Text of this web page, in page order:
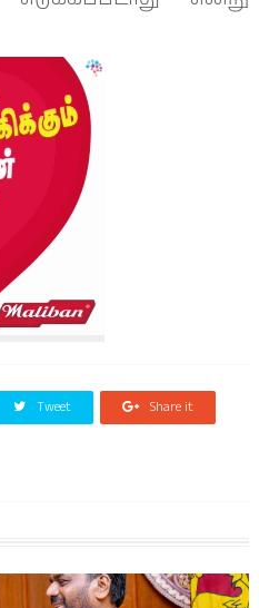
Tweet Share it